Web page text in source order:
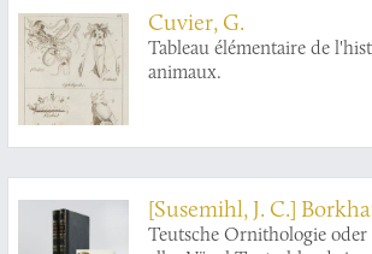
Cuvier, G.
Tableau élémentaire de
animaux.
[Susemihl, J. C.]
Teutsche Ornithologie